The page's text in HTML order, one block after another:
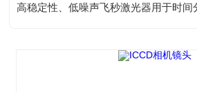
高稳定性、低噪声飞秒激光器用于时间